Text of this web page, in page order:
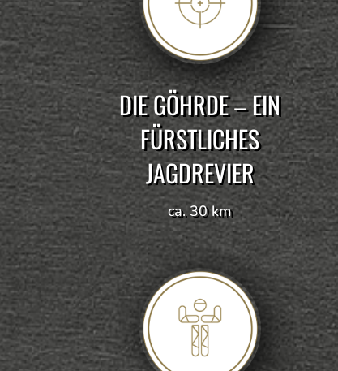
DIE GÖHRDE – EIN
FÜRSTLICHES
JAGDREVIER
ca. 30 km